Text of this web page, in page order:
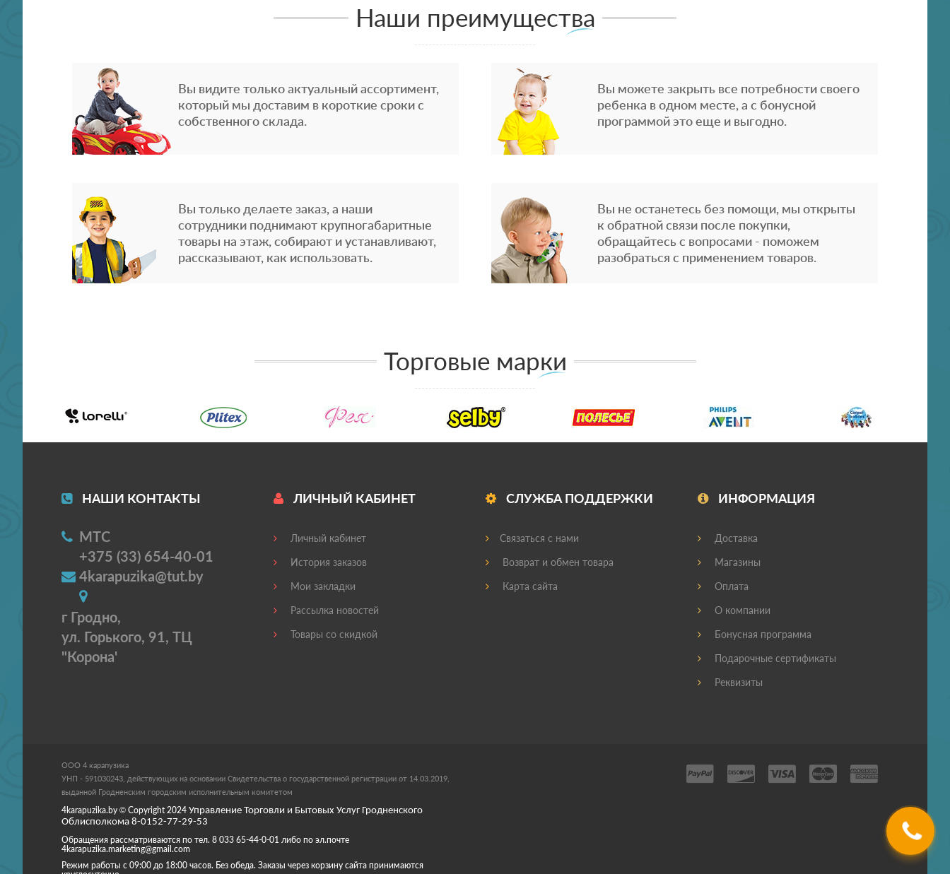
Наши преимущества
Вы видите только актуальный ассортимент,
который мы доставим в короткие сроки с
собственного склада.
Вы можете закрыть все потребности своего
ребенка в одном месте, а с бонусной
программой это еще и выгодно.
Вы только делаете заказ, а наши
сотрудники поднимают крупногабаритные
товары на этаж, собирают и устанавливают,
рассказывают, как использовать.
Вы не останетесь без помощи, мы открыты
к обратной связи после покупки,
обращайтесь с вопросами - поможем
разобраться с применением товаров.
Торговые марки
НАШИ КОНТАКТЫ
МТС
+375 (33) 654-40-01
4karapuzika@tut.by
г Гродно,
ул. Горького, 91, ТЦ
"Корона'
ЛИЧНЫЙ КАБИНЕТ
Личный кабинет
История заказов
Мои закладки
Рассылка новостей
Товары со скидкой
СЛУЖБА ПОДДЕРЖКИ
Связаться с нами
Возврат и обмен товара
Карта сайта
ИНФОРМАЦИЯ
Доставка
Магазины
Оплата
О компании
Бонусная программа
Подарочные сертификаты
Реквизиты
ООО 4 карапузика
УНП - 591030243, действующих на основании Свидетельства о государственной регистрации от 14.03.2019,
выданной Гродненским городским исполнительным комитетом
4karapuzika.by © Copyright 2024 Управление Торговли и Бытовых Услуг Гродненского
Облисполкома 8-0152-77-29-53
Обращения рассматриваются по тел. 8 033 65-44-0-01 либо по эл.почте
4karapuzika.marketing@gmail.com
Режим работы с 09:00 до 18:00 часов. Без обеда. Заказы через корзину сайта принимаются